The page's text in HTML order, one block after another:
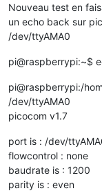
Nouveau test en
un echo back sur
/dev/ttyAMA0
pi@raspberrypi:~$
pi@raspberrypi:/
/dev/ttyAMA0
picocom v1.7
port is : /dev/
flowcontrol : none
baudrate is : 1200
parity is : even